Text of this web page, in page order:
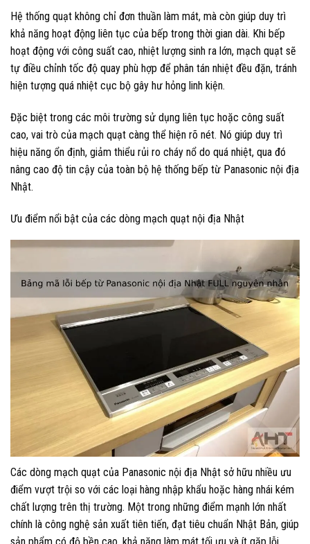
Hệ thống quạt không chỉ đơn thuần làm mát, mà còn giúp duy trì
khả năng hoạt động liên tục của bếp trong thời gian dài. Khi bếp
hoạt động với công suất cao, nhiệt lượng sinh ra lớn, mạch quạt sẽ
tự điều chỉnh tốc độ quay phù hợp để phân tán nhiệt đều đặn, tránh
hiện tượng quá nhiệt cục bộ gây hư hỏng linh kiện.
Đặc biệt trong các môi trường sử dụng liên tục hoặc công suất
cao, vai trò của mạch quạt càng thể hiện rõ nét. Nó giúp duy trì
hiệu năng ổn định, giảm thiểu rủi ro cháy nổ do quá nhiệt, qua đó
nâng cao độ tin cậy của toàn bộ hệ thống bếp từ Panasonic nội địa
Nhật.
Ưu điểm nổi bật của các dòng mạch quạt nội địa Nhật
Các dòng mạch quạt của Panasonic nội địa Nhật sở hữu nhiều ưu
điểm vượt trội so với các loại hàng nhập khẩu hoặc hàng nhái kém
chất lượng trên thị trường. Một trong những điểm mạnh lớn nhất
chính là công nghệ sản xuất tiên tiến, đạt tiêu chuẩn Nhật Bản, giúp